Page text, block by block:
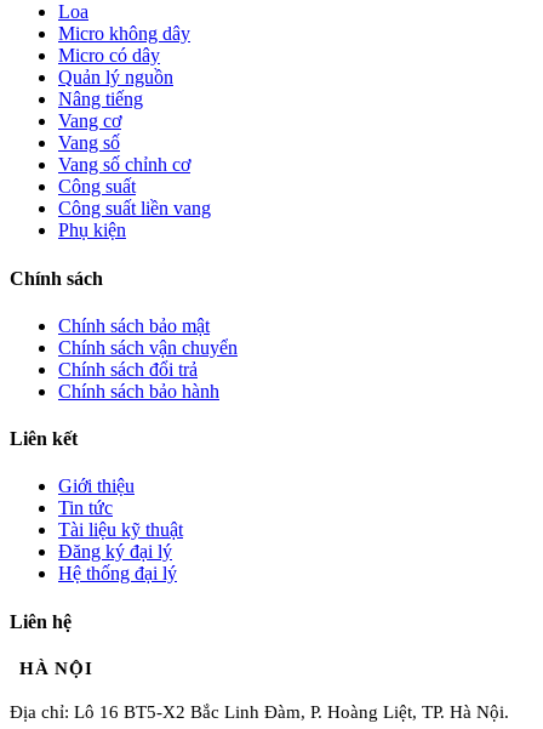
Loa
Micro không dây
Micro có dây
Quản lý nguồn
Nâng tiếng
Vang cơ
Vang số
Vang số chỉnh cơ
Công suất
Công suất liền vang
Phụ kiện
Chính sách
Chính sách bảo mật
Chính sách vận chuyển
Chính sách đổi trả
Chính sách bảo hành
Liên kết
Giới thiệu
Tin tức
Tài liệu kỹ thuật
Đăng ký đại lý
Hệ thống đại lý
Liên hệ
HÀ NỘI
Địa chỉ: Lô 16 BT5-X2 Bắc Linh Đàm, P. Hoàng Liệt, TP. Hà Nội.